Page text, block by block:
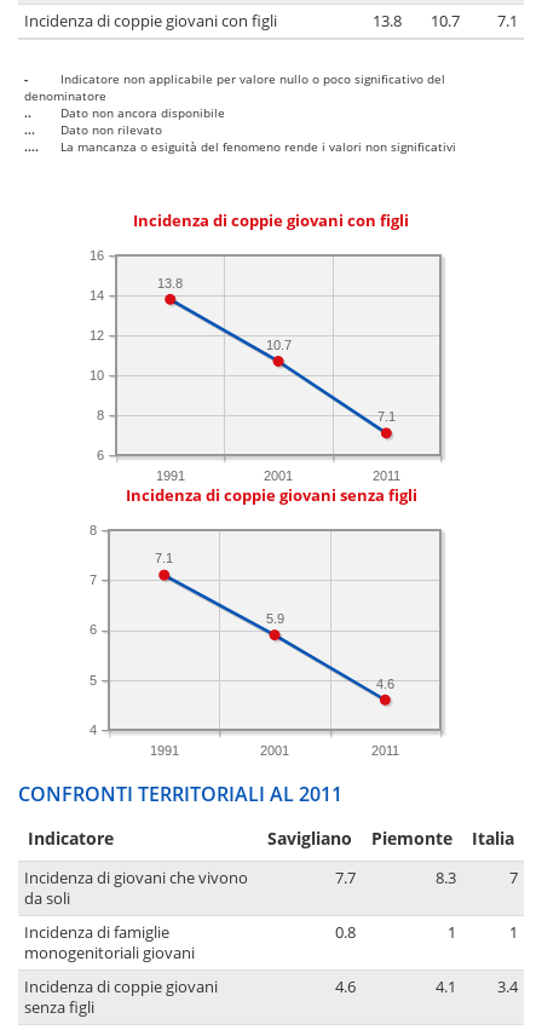
Incidenza di coppie giovani con figli
13.8 10.7 7.1
-
Indicatore non applicabile per valore nullo o poco significativo del
denominatore
..
Dato non ancora disponibile
...
Dato non rilevato
....
La mancanza o esiguità del fenomeno rende i valori non significativi
Incidenza di coppie giovani con figli
1991 2001 2011
6
8
10
12
14
16
7.1
10.7
13.8
Incidenza di coppie giovani senza figli
1991 2001 2011
4
5
6
7
8
4.6
5.9
7.1
CONFRONTI TERRITORIALI AL 2011
Indicatore Savigliano Piemonte Italia
Incidenza di giovani che vivono
da soli
7.7 8.3 7
Incidenza di famiglie
monogenitoriali giovani
0.8 1 1
Incidenza di coppie giovani
senza figli
4.6 4.1 3.4